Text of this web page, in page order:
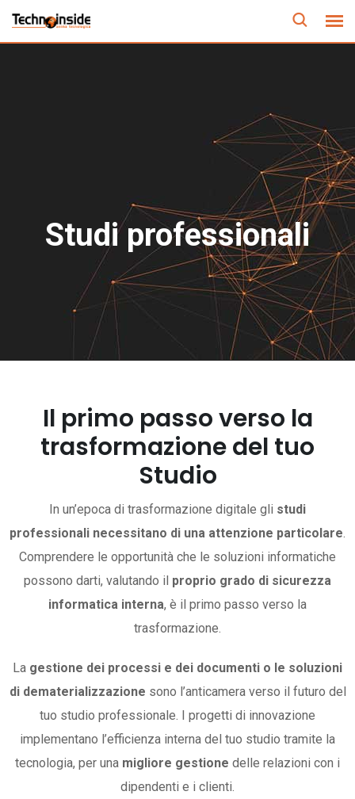
Studi professionali
Il primo passo verso la
trasformazione del tuo
Studio
In un’epoca di trasformazione digitale gli studi
professionali necessitano di una attenzione particolare.
Comprendere le opportunità che le soluzioni informatiche
possono darti, valutando il proprio grado di sicurezza
informatica interna, è il primo passo verso la
trasformazione.
La gestione dei processi e dei documenti o le soluzioni
di dematerializzazione sono l’anticamera verso il futuro del
tuo studio professionale. I progetti di innovazione
implementano l’efficienza interna del tuo studio tramite la
tecnologia, per una migliore gestione delle relazioni con i
dipendenti e i clienti.